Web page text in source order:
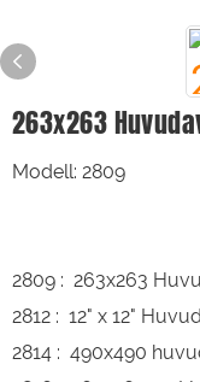
263x263
Modell: 2809
2809 : 263x263
2812 : 12" x 12"
2814 : 490x490